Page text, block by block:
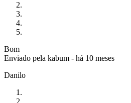
Bom
Enviado pela kabum - há 10 meses
Danilo